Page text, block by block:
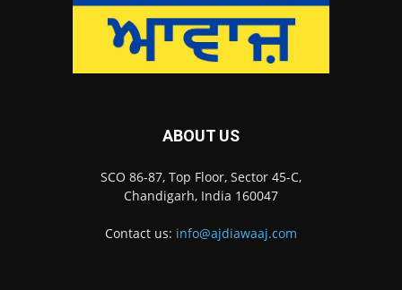
ABOUT US
SCO 86-87, Top Floor, Sector 45-C,
Chandigarh, India 160047
Contact us: info@ajdiawaaj.com